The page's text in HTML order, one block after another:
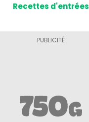
Recettes d'entrées